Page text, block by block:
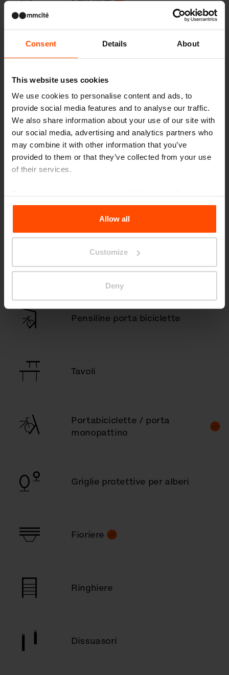
Consent Details About
This website uses cookies
We use cookies to personalise content and ads, to
provide social media features and to analyse our traffic.
We also share information about your use of our site with
our social media, advertising and analytics partners who
may combine it with other information that you’ve
provided to them or that they’ve collected from your use
of their services.
the Processing Personal Data.
Allow all
Customize
Deny
Cestini
Posaceneri
Pensiline fumatori
Pensiline porta biciclette
Tavoli
Portabiciclette / porta
monopattino
Griglie protettive per alberi
Fioriere
Ringhiere
Dissuasori